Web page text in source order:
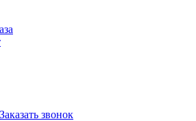
Заказать звонок